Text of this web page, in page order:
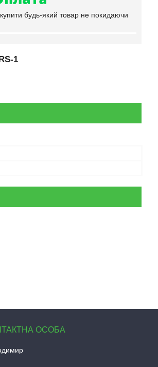
будь-який товар не покидаючи
1